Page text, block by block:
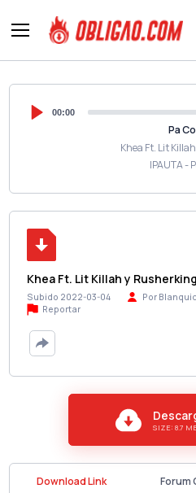
00:00
Pa Co
Khea Ft. Lit
IPAUTA -
Khea Ft. Lit Killah y
Subido 2022-03-04 Por
Reportar
SIZE: 8.7
Download Link Forum